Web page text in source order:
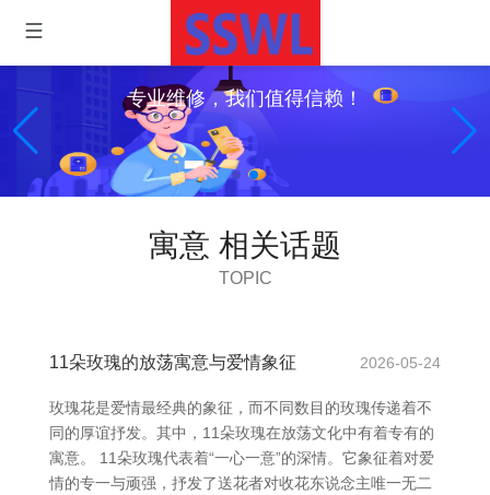
专业维修，我们值得信赖！
寓意 相关话题
TOPIC
11朵玫瑰的放荡寓意与爱情象征 2026-05-24
玫瑰花是爱情最经典的象征，而不同数目的玫瑰传递着不
同的厚谊抒发。其中，11朵玫瑰在放荡文化中有着专有的
寓意。 11朵玫瑰代表着“一心一意”的深情。它象征着对爱
情的专一与顽强，抒发了送花者对收花东说念主唯一无二